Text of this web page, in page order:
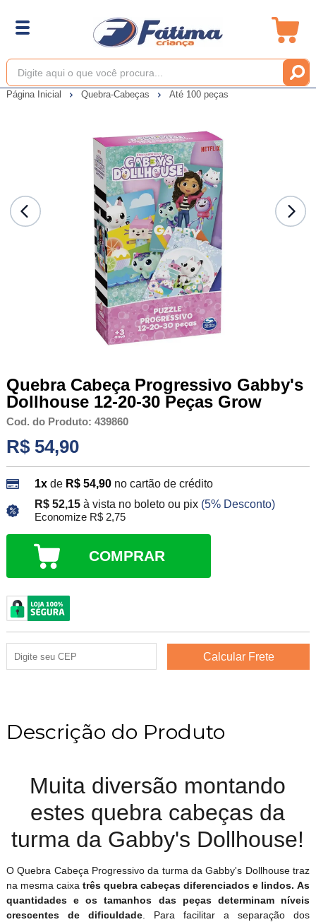
Página Inicial Quebra-Cabeças Até 100 peças
Quebra Cabeça Progressivo Gabby's
Dollhouse 12-20-30 Peças Grow
Cod. do Produto: 439860
R$ 54,90
1xde R$ 54,90 no cartão de crédito
R$ 52,15 à vista no boleto ou pix (5% Desconto)
Economize R$ 2,75
COMPRAR
Descrição do Produto
Muita diversão montando
estes quebra cabeças da
turma da Gabby's Dollhouse!
O Quebra Cabeça Progressivo da turma da Gabby's Dollhouse traz
na mesma caixatrês quebra cabeças diferenciados e lindos. As
quantidades e os tamanhos das peças determinam níveis
crescentes de dificuldade. Para facilitar a separação dos